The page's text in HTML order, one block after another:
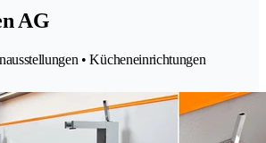
AG
• Kücheneinrichtungen